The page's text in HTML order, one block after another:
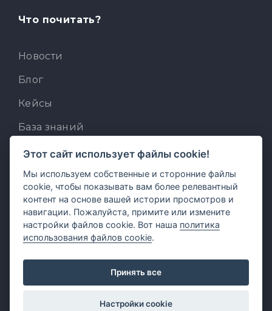
Что почитать?
Новости
Блог
Кейсы
База знаний
Для разработчиков
Встроенный AI-ассистент
MCP для AI-клиентов
Отзывы и предложения
Этот сайт использует файлы cookie!
Мы используем собственные и сторонние файлы
cookie, чтобы показывать вам более релевантный
контент на основе вашей истории просмотров и
навигации. Пожалуйста, примите или измените
настройки файлов cookie. Вот наша политика
использования файлов cookie.
Принять все
Настройки cookie